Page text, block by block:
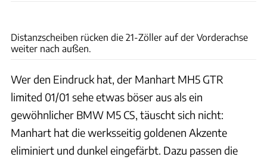
Distanzscheiben rücken die 21-Zöller auf der Vorderachse
weiter nach außen.
Wer den Eindruck hat, der Manhart MH5 GTR
limited 01/01 sehe etwas böser aus als ein
gewöhnlicher BMW M5 CS, täuscht sich nicht:
Manhart hat die werksseitig goldenen Akzente
eliminiert und dunkel eingefärbt. Dazu passen die